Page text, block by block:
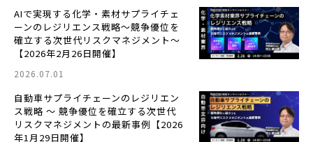
AIで実現する化学・素材サプライチェ
ーンのレジリエンス戦略〜競争優位を
確立する次世代リスクマネジメント〜
【2026年2月26日開催】
2026.07.01
自動車サプライチェーンのレジリエン
ス戦略 ～ 競争優位を確立する次世代
リスクマネジメントの最新事例【2026
年1月29日開催】